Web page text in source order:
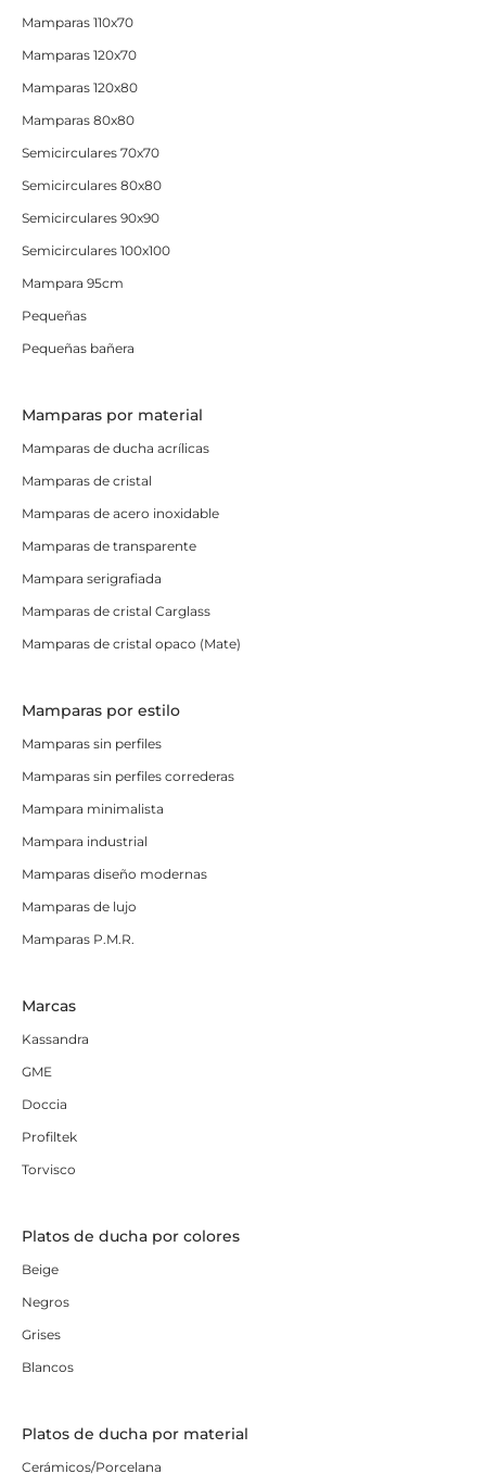
Mamparas 110x70
Mamparas 120x70
Mamparas 120x80
Mamparas 80x80
Semicirculares 70x70
Semicirculares 80x80
Semicirculares 90x90
Semicirculares 100x100
Mampara 95cm
Pequeñas
Pequeñas bañera
Mamparas por material
Mamparas de ducha acrílicas
Mamparas de cristal
Mamparas de acero inoxidable
Mamparas de transparente
Mampara serigrafiada
Mamparas de cristal Carglass
Mamparas de cristal opaco (Mate)
Mamparas por estilo
Mamparas sin perfiles
Mamparas sin perfiles correderas
Mampara minimalista
Mampara industrial
Mamparas diseño modernas
Mamparas de lujo
Mamparas P.M.R.
Marcas
Kassandra
GME
Doccia
Profiltek
Torvisco
Platos de ducha por colores
Beige
Negros
Grises
Blancos
Platos de ducha por material
Cerámicos/Porcelana